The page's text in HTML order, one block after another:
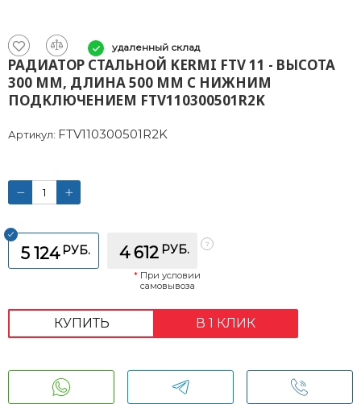
удаленный склад
РАДИАТОР СТАЛЬНОЙ KERMI FTV 11 - ВЫСОТА
300 ММ, ДЛИНА 500 ММ С НИЖНИМ
ПОДКЛЮЧЕНИЕМ FTV110300501R2K
Артикул: FTV110300501R2K
5 124 РУБ. 4 612 РУБ.
* При условии
самовывоза
КУПИТЬ В 1 КЛИК